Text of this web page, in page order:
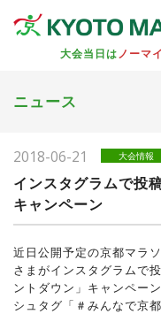
大会当日はノーマ
ニュース
2018-06-21 大会情報
インスタグラムで投
キャンペーン
近日公開予定の京都マラ
さまがインスタグラムで
ントダウン」キャンペー
シュタグ「＃みんなで京